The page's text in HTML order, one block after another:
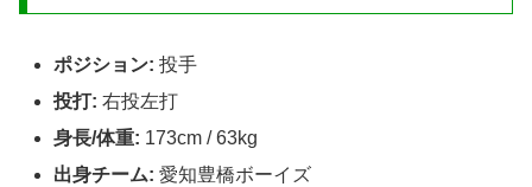
ポジション: 投手
投打: 右投左打
身長/体重: 173cm / 63kg
出身チーム: 愛知豊橋ボーイズ